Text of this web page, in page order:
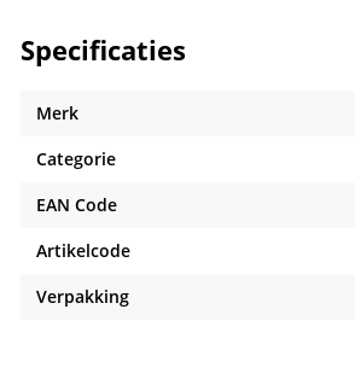
Specificaties
Merk
Categorie
EAN Code
Artikelcode
Verpakking